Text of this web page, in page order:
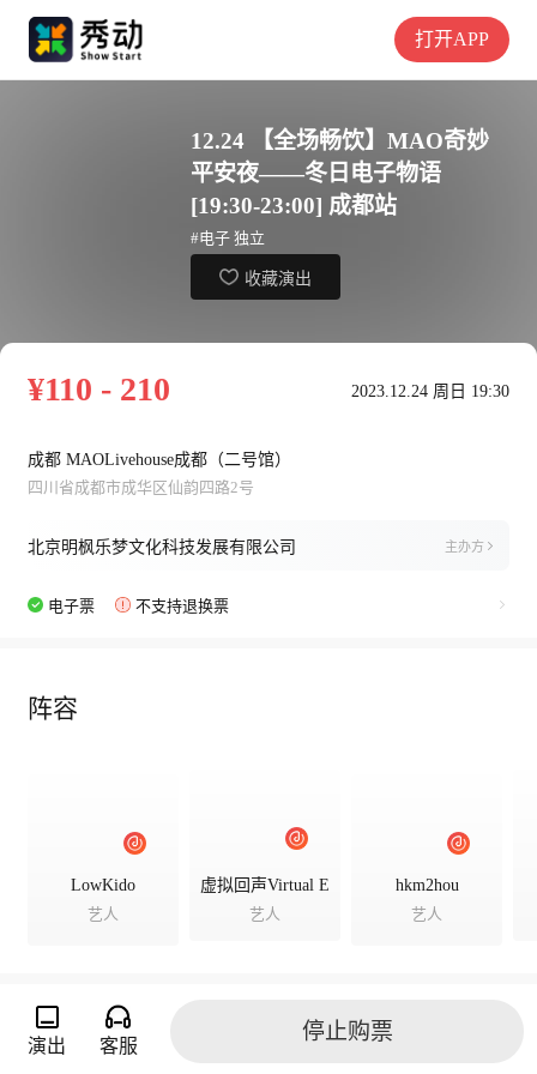
打开APP
12.24 【全场畅饮】MAO奇妙
平安夜——冬日电子物语
[19:30-23:00] 成都站
#电子 独立
收藏演出
¥110 - 210 2023.12.24 周日 19:30
成都 MAOLivehouse成都（二号馆）
四川省成都市成华区仙韵四路2号
北京明枫乐梦文化科技发展有限公司 主办方
电子票 不支持退换票
阵容
LowKido
艺人
虚拟回声Virtual E
艺人
hkm2hou
艺人
演出相册
演出 客服
停止购票